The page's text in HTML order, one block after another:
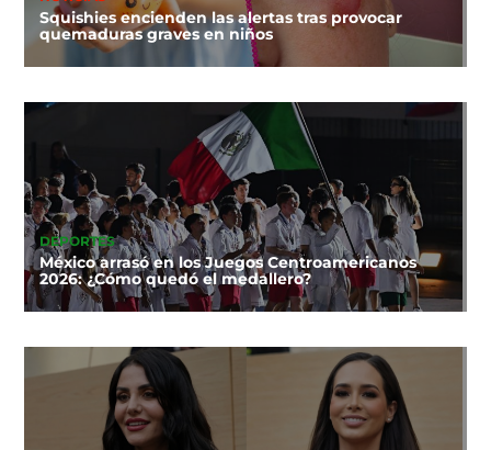
Squishies encienden las alertas tras provocar
quemaduras graves en niños
DEPORTES
México arrasó en los Juegos Centroamericanos
2026: ¿Cómo quedó el medallero?